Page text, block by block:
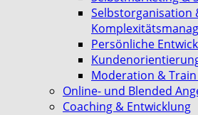
Selbstorganisation
Persönliche
Moderation &
Online- und Blended
Coaching & Entwicklung